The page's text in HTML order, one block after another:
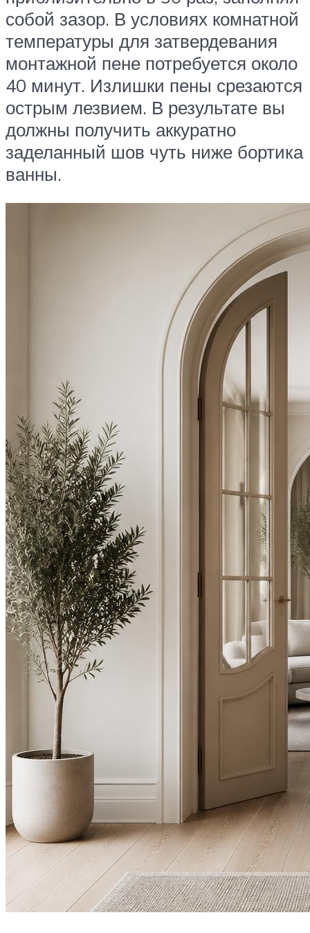
собой зазор. В условиях комнатной
температуры для затвердевания
монтажной пене потребуется около
40 минут. Излишки пены срезаются
острым лезвием. В результате вы
должны получить аккуратно
заделанный шов чуть ниже бортика
ванны.